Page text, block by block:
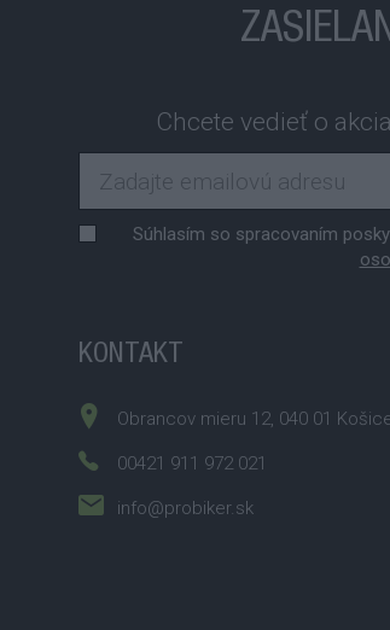
Chcete vedieť o
Súhlasím so spracovaním
KONTAKT
Obrancov mieru 12, 040 01
00421 911 972 021
info@probiker.sk